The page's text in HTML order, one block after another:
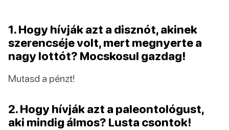
1. Hogy hívják azt a disznót, akinek
szerencséje volt, mert megnyerte a
nagy lottót? Mocskosul gazdag!
Mutasd a pénzt!
2. Hogy hívják azt a paleontológust,
aki mindig álmos? Lusta csontok!